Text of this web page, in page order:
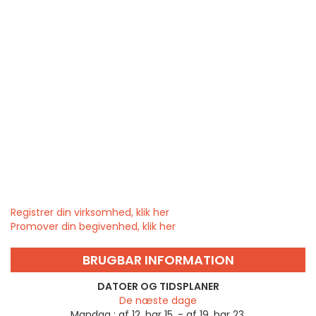
Registrer din virksomhed, klik her
Promover din begivenhed, klik her
BRUGBAR INFORMATION
DATOER OG TIDSPLANER
De næste dage